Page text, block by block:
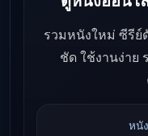
รวมหนังใหม่ ซีรีย์
ชัด ใช้งานง่าย
หนั